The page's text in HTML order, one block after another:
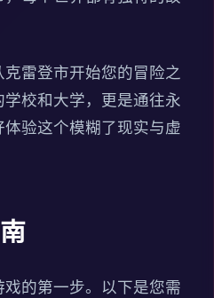
雷登市开始您的冒险之
校和大学，更是通往永
验这个模糊了现实与虚
的第一步。以下是您需